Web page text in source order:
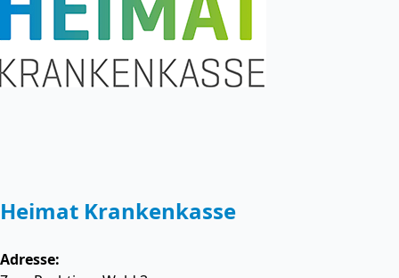
Heimat Krankenkasse
Adresse: